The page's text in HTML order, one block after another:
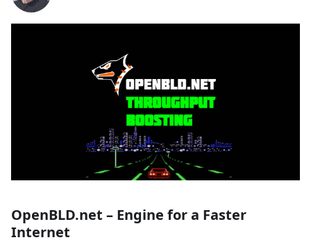
OpenBLD.net – Engine for a Faster
Internet